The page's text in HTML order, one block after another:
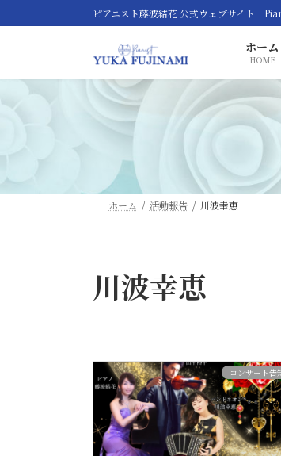
ン
ッ
プ
ビ
移
動
ピアニスト藤波結花 公式ウェブサイト｜
ホーム
HOME
ホーム 活動報告 川波幸恵
川波幸恵
コンサート告